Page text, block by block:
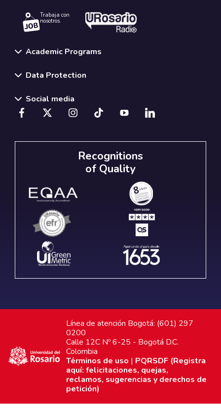
Trabaja con
nosotros.
Academic Programs
Data Protection
Social media
Recognitions
of Quality
Línea de atención Bogotá: (601) 297
0200
Calle 12C Nº 6-25 - Bogotá D.C.
Colombia
Términos de uso | PQRSDF (Registra
aquí: felicitaciones, quejas,
reclamos, sugerencias y derechos de
petición)